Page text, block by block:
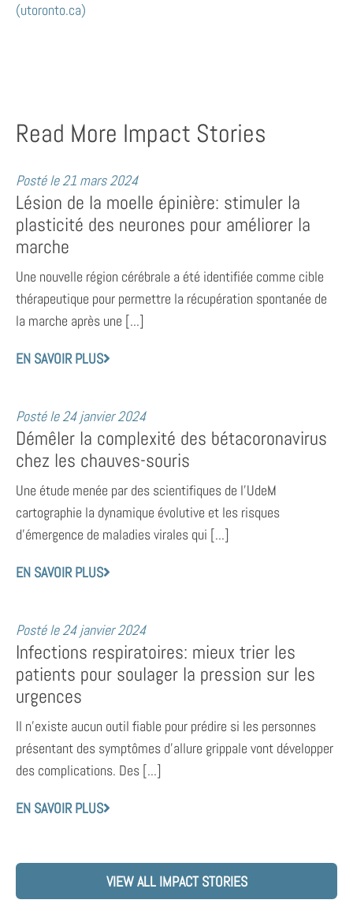
(utoronto.ca)
Read More Impact Stories
Posté le21 mars 2024
Lésion de la moelle épinière: stimuler la
plasticité des neurones pour améliorer la
marche
Une nouvelle région cérébrale a été identifiée comme cible
thérapeutique pour permettre la récupération spontanée de
la marche après une [...]
EN SAVOIR PLUS
Posté le24 janvier 2024
Démêler la complexité des bétacoronavirus
chez les chauves-souris
Une étude menée par des scientifiques de l’UdeM
cartographie la dynamique évolutive et les risques
d’émergence de maladies virales qui [...]
EN SAVOIR PLUS
Posté le24 janvier 2024
Infections respiratoires: mieux trier les
patients pour soulager la pression sur les
urgences
Il n’existe aucun outil fiable pour prédire si les personnes
présentant des symptômes d’allure grippale vont développer
des complications. Des [...]
EN SAVOIR PLUS
VIEW ALL IMPACT STORIES